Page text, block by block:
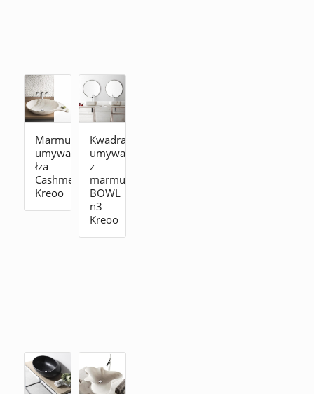
Marmurowa
umywalka
łza
Cashmere
Kreoo
Kwadratowa
umywalka
z
marmuru
BOWL
n3
Kreoo